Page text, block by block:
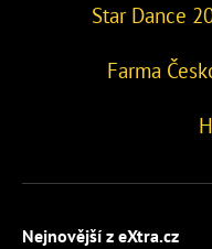
Star Dance
Farma
Nejnovější z eXtra.cz